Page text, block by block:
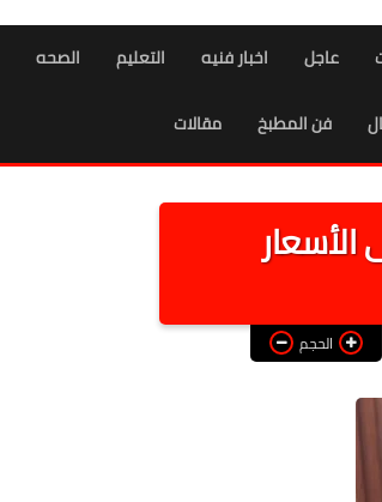
عاجل اخبار فنيه التعليم الصحه
فن المطبخ مقالات
الحجم